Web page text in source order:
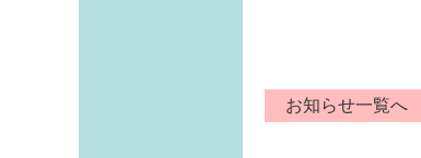
お知らせ一覧へ